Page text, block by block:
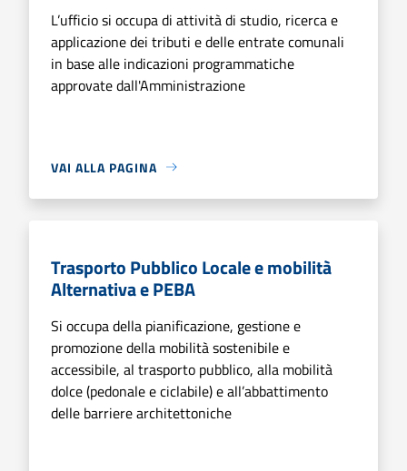
L’ufficio si occupa di attività di studio, ricerca e
applicazione dei tributi e delle entrate comunali
in base alle indicazioni programmatiche
approvate dall'Amministrazione
VAI ALLA PAGINA
Trasporto Pubblico Locale e mobilità
Alternativa e PEBA
Si occupa della pianificazione, gestione e
promozione della mobilità sostenibile e
accessibile, al trasporto pubblico, alla mobilità
dolce (pedonale e ciclabile) e all’abbattimento
delle barriere architettoniche